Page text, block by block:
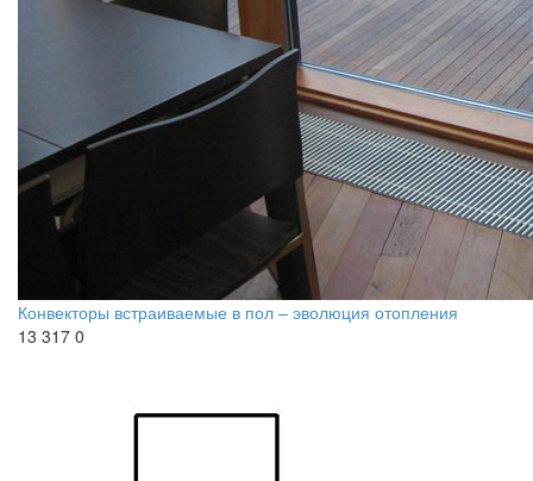
Конвекторы встраиваемые в пол – эволюция отопления
13 317 0